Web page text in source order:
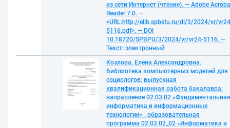
из сети Интернет (чтение). — Adobe
Reader 7.0. —
<URL:http://elib.spbstu.ru/dl/3/2024/vr/
5116.pdf>. — DOI
10.18720/SPBPU/3/2024/vr/vr24-5116. —
Текст: электронный
Козлова, Елена Александровна.
Библиотека компьютерных моделей для
социологов: выпускная
квалификационная работа бакалавра:
направление 02.03.02 «Фундаментальная
информатика и информационные
технологии» ; образовательная
программа 02.03.02_02 «Информатика и